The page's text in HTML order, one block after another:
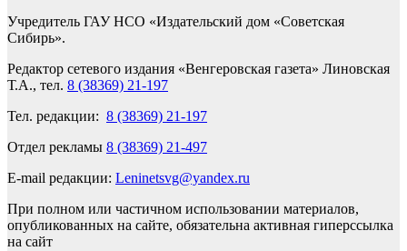
Учредитель ГАУ НСО «Издательский дом «Советская
Сибирь».
Редактор сетевого издания «Венгеровская газета» Линовская
Т.А., тел. 8 (38369) 21-197
Тел. редакции: 8 (38369) 21-197
Отдел рекламы 8 (38369) 21-497
E-mail редакции: Leninetsvg@yandex.ru
При полном или частичном использовании материалов,
опубликованных на сайте, обязательна активная гиперссылка
на сайт